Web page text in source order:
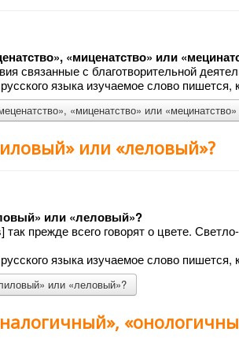
«миценатство» или
связанные с благотворительной
языка изучаемое слово пишется,
«миценатство» или
или «леловый»?
или «леловый»?
прежде всего говорят о цвете.
языка изучаемое слово пишется,
или «леловый»?